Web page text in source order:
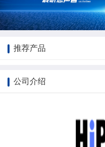
推荐产品
公司介绍